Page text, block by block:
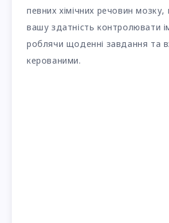
певних хімічних речовин
вашу здатність контролювати
роблячи щоденні завдання та
керованими.